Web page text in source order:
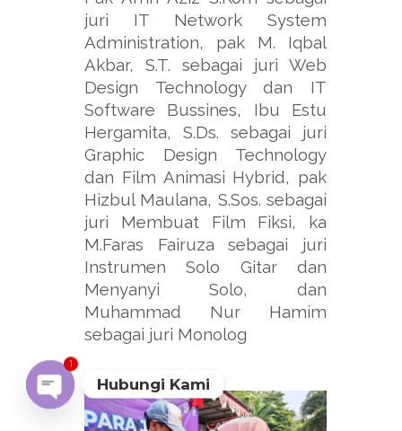
juri IT Network System
Administration, pak M. Iqbal
Akbar, S.T. sebagai juri Web
Design Technology dan IT
Software Bussines, Ibu Estu
Hergamita, S.Ds. sebagai juri
Graphic Design Technology
dan Film Animasi Hybrid, pak
Hizbul Maulana, S.Sos. sebagai
juri Membuat Film Fiksi, ka
M.Faras Fairuza sebagai juri
Instrumen Solo Gitar dan
Menyanyi Solo, dan
Muhammad Nur Hamim
sebagai juri Monolog
Hubungi Kami
OPEN
CHATY
1